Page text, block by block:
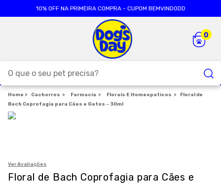
10% OFF NA PRIMEIRA COMPRA - CUPOM BEMVINDODD
Cachorros Farmacia Florais E Homeopaticos
Floral de
Bach Coprofagia para Cães e Gatos - 30ml
Ver Avaliações
Floral de Bach Coprofagia para Cães e
TERMOS MAIS BUSCADOS
5º
formula natural